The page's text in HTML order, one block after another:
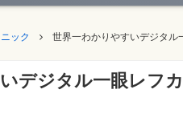
ック 世界一わかりやすいデジタル
デジタル一眼レフ